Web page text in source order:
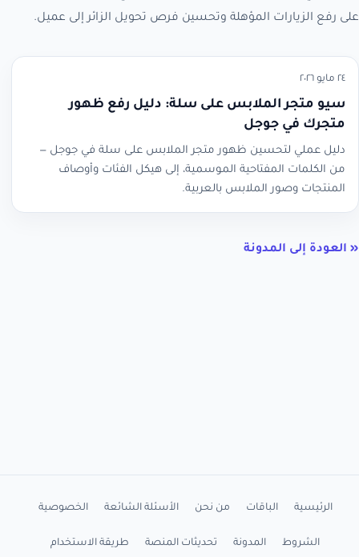
على رفع الزيارات المؤهلة وتحسين فرص تحويل الزائر إلى عميل.
٢٤ مايو ٢٠٢٦
سيو متجر الملابس على سلة: دليل رفع ظهور
متجرك في جوجل
دليل عملي لتحسين ظهور متجر الملابس على سلة في جوجل —
من الكلمات المفتاحية الموسمية، إلى هيكل الفئات وأوصاف
المنتجات وصور الملابس بالعربية.
« العودة إلى المدونة
الرئيسية الباقات من نحن الأسئلة الشائعة الخصوصية
الشروط المدونة تحديثات المنصة طريقة الاستخدام